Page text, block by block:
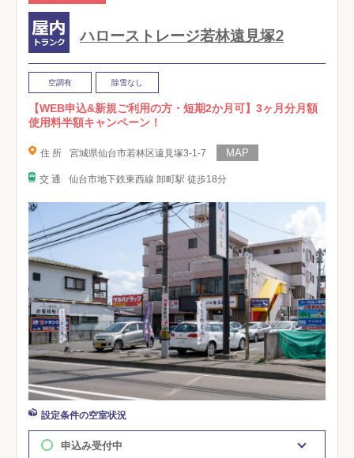
ハローストレージ若林遠見塚2
空調有 除雪なし
【WEB申込&新規ご利用の方・短期2か月可】3ヶ月分月額
使用料半額キャンペーン！
住 所 宮城県仙台市若林区遠見塚3-1-7
交 通 仙台市地下鉄東西線 卸町駅 徒歩18分
設定条件の空室状況
申込み受付中